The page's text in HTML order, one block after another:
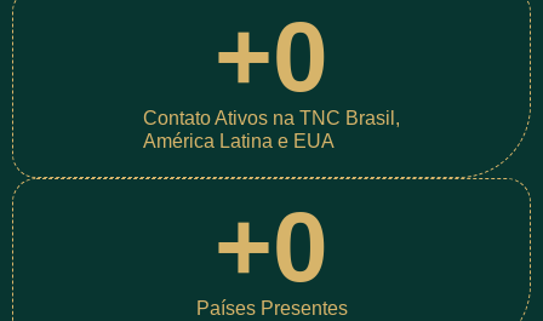
Contato Ativos na TNC Brasil,
América Latina e EUA
+0
Países Presentes
+0